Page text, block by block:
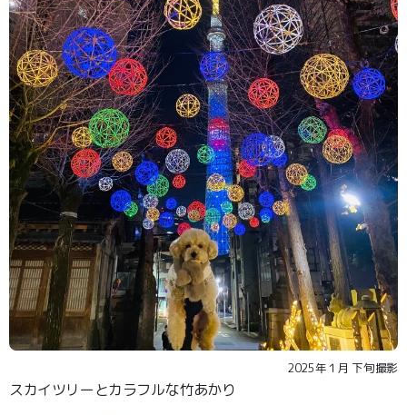
2025年１月 下旬撮影
スカイツリーとカラフルな竹あかり